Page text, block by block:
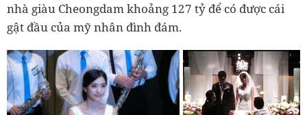
nhà giàu Cheongdam khoảng 127 tỷ để có được cái
gật đầu của mỹ nhân đình đám.